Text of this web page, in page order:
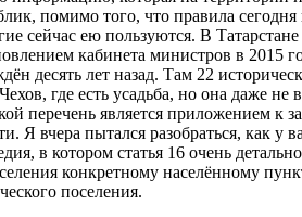
помимо того, что правила
сейчас ею пользуются. В
кабинета министров в 2015
десять лет назад. Там 22
где есть усадьба, но она даже не
перечень является приложением к
Я вчера пытался разобраться, как у
в котором статья 16 очень
конкретному населённому
поселения.